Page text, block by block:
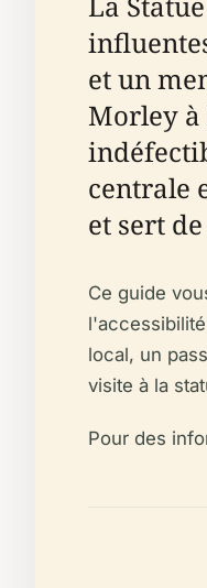
et un
Morley à
centrale
et sert
Ce guide
local, un
visite à la
Pour des